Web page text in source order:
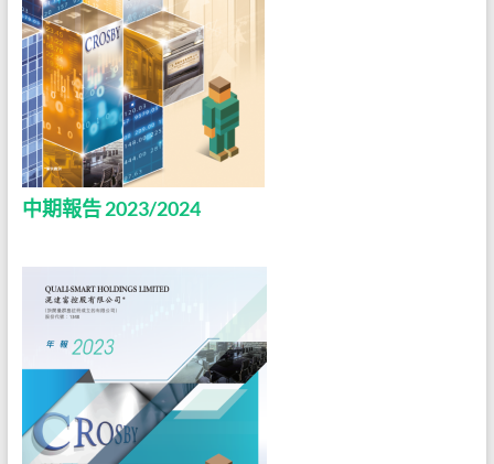
中期報告 2023/2024